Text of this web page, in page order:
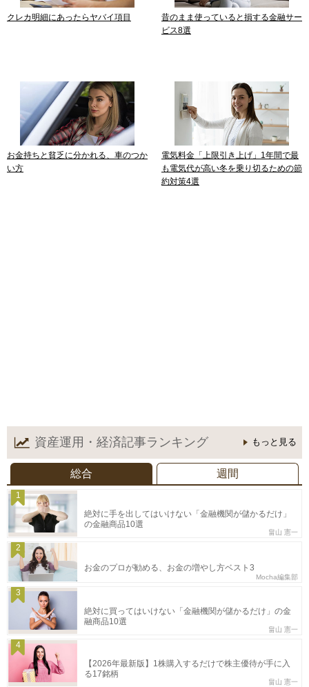
クレカ明細にあったらヤバイ項目
昔のまま使っていると損する金融サー
ビス8選
お金持ちと貧乏に分かれる、車のつか
い方
電気料金「上限引き上げ」1年間で最
も電気代が高い冬を乗り切るための節
約対策4選
資産運用・経済記事ランキング もっと見る
総合 週間
1
絶対に手を出してはいけない「金融機関が儲かるだけ」
の金融商品10選
畠山 憲一
2
お金のプロが勧める、お金の増やし方ベスト3
Mocha編集部
3
絶対に買ってはいけない「金融機関が儲かるだけ」の金
融商品10選
畠山 憲一
4
【2026年最新版】1株購入するだけで株主優待が手に入
る17銘柄
畠山 憲一